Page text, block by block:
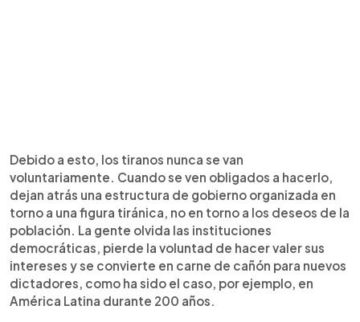
Debido a esto, los tiranos nunca se van
voluntariamente. Cuando se ven obligados a hacerlo,
dejan atrás una estructura de gobierno organizada en
torno a una figura tiránica, no en torno a los deseos de la
población. La gente olvida las instituciones
democráticas, pierde la voluntad de hacer valer sus
intereses y se convierte en carne de cañón para nuevos
dictadores, como ha sido el caso, por ejemplo, en
América Latina durante 200 años.